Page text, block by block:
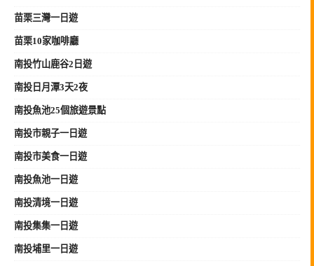
苗栗三灣一日遊
苗栗10家咖啡廳
南投竹山鹿谷2日遊
南投日月潭3天2夜
南投魚池25個旅遊景點
南投市親子一日遊
南投市美食一日遊
南投魚池一日遊
南投清境一日遊
南投集集一日遊
南投埔里一日遊